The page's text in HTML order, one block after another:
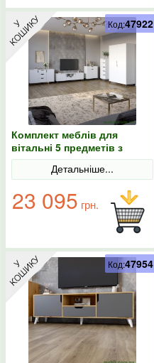
Комплект меблів для
вітальні 5 предметів з
чорними ніжками М-ЗОН
Борн Німфея Альба (білий)
Детальніше...
23 095 грн.
Код:47922
Код:47954